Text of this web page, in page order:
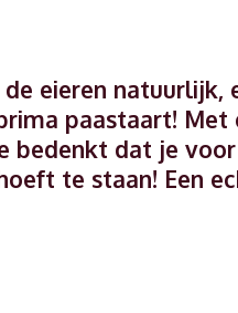
eieren natuurlijk,
paastaart!
bedenkt dat je
te staan! Een